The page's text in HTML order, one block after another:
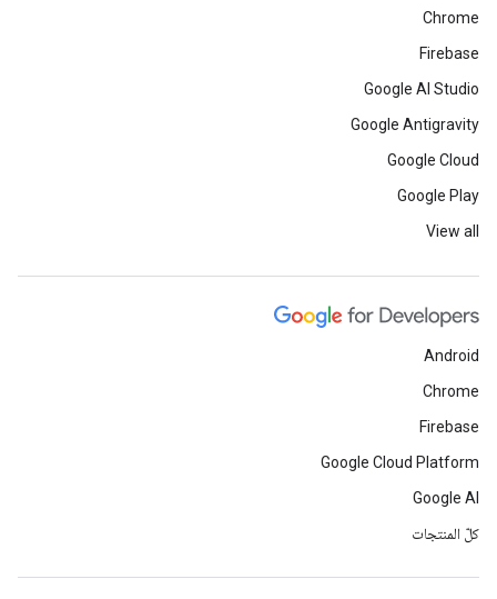
Chrome
Firebase
Google AI Studio
Google Antigravity
Google Cloud
Google Play
View all
Android
Chrome
Firebase
Google Cloud Platform
Google AI
كلّ المنتجات